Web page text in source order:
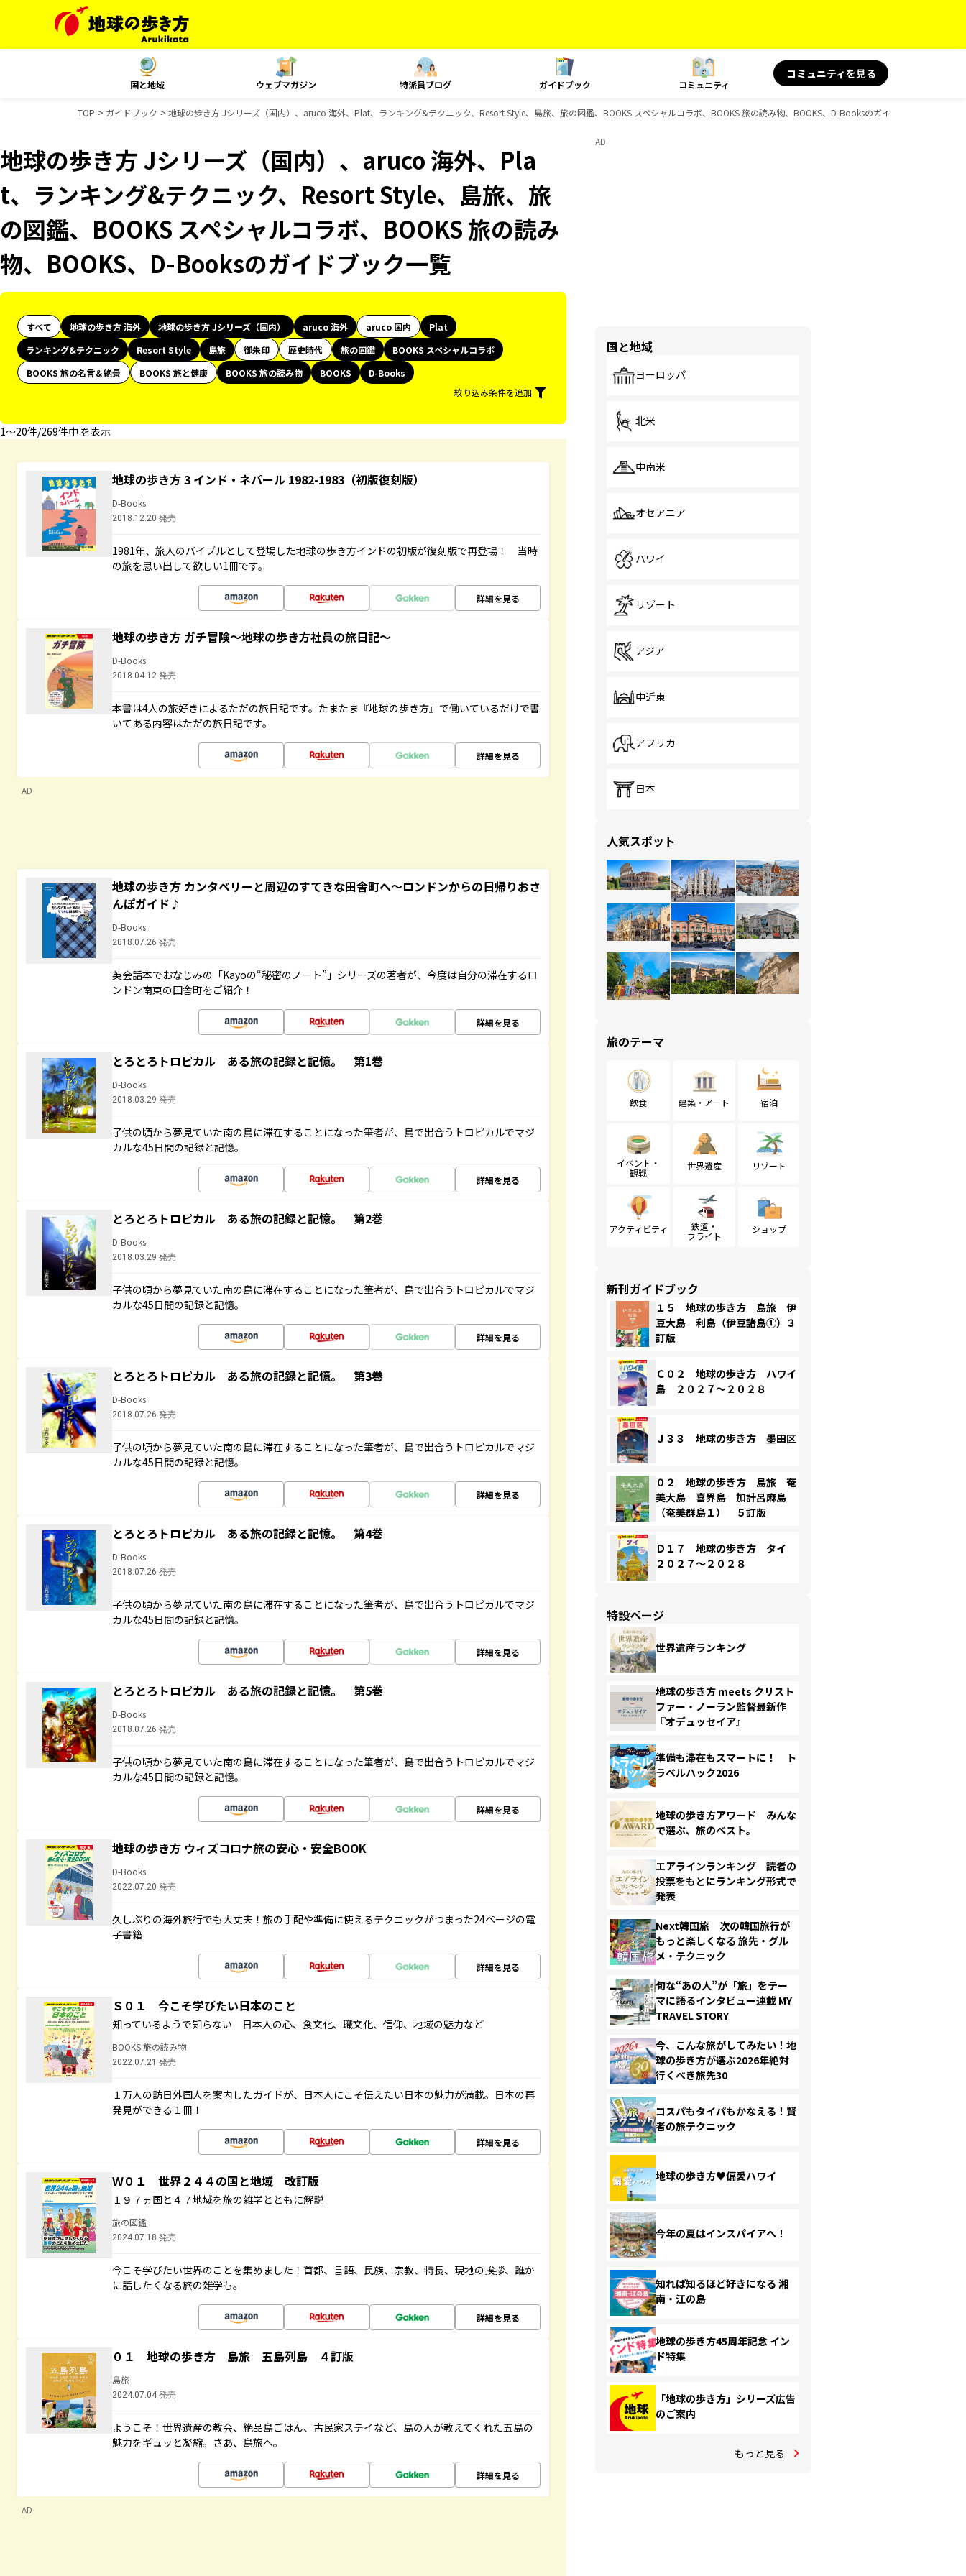
国と地域 ウェブマガジン 特派員ブログ ガイドブック コミュニティ
コミュニティを見る
TOP ガイドブック 地球の歩き方 Jシリーズ（国内）、aruco 海外、Plat、ランキング&テクニック、Resort Style、島旅、旅の図鑑、BOOKS スペシャルコラボ、BOOKS 旅の読み物、BOOKS、D-Booksのガイドブック一覧
地球の歩き方 Jシリーズ（国内）、aruco 海外、Pla
t、ランキング&テクニック、Resort Style、島旅、旅
の図鑑、BOOKS スペシャルコラボ、BOOKS 旅の読み
物、BOOKS、D-Booksのガイドブック一覧
すべて 地球の歩き方 海外 地球の歩き方 Jシリーズ（国内） aruco 海外 aruco 国内
Plat
ランキング&テクニック
Resort Style 島旅 御朱印 歴史時代 旅の図鑑
BOOKS スペシャルコラボ
BOOKS 旅の名言＆絶景
BOOKS 旅と健康 BOOKS 旅の読み物 BOOKS
D-Books
絞り込み条件を追加
1〜20件/269件中 を表示
地球の歩き方 3 インド・ネパール 1982-1983（初版復刻版）
D-Books
2018.12.20 発売
1981年、旅人のバイブルとして登場した地球の歩き方インドの初版が復刻版で再登場！ 当時
の旅を思い出して欲しい1冊です。
詳細を見る
地球の歩き方 ガチ冒険～地球の歩き方社員の旅日記～
D-Books
2018.04.12 発売
本書は4人の旅好きによるただの旅日記です。たまたま『地球の歩き方』で働いているだけで書
いてある内容はただの旅日記です。
詳細を見る
AD
地球の歩き方 カンタベリーと周辺のすてきな田舎町へ～ロンドンからの日帰りおさ
んぽガイド♪
D-Books
2018.07.26 発売
英会話本でおなじみの「Kayoの“秘密のノート”」シリーズの著者が、今度は自分の滞在するロ
ンドン南東の田舎町をご紹介！
詳細を見る
とろとろトロピカル ある旅の記録と記憶。 第1巻
D-Books
2018.03.29 発売
子供の頃から夢見ていた南の島に滞在することになった筆者が、島で出合うトロピカルでマジ
カルな45日間の記録と記憶。
詳細を見る
とろとろトロピカル ある旅の記録と記憶。 第2巻
D-Books
2018.03.29 発売
子供の頃から夢見ていた南の島に滞在することになった筆者が、島で出合うトロピカルでマジ
カルな45日間の記録と記憶。
詳細を見る
とろとろトロピカル ある旅の記録と記憶。 第3巻
D-Books
2018.07.26 発売
子供の頃から夢見ていた南の島に滞在することになった筆者が、島で出合うトロピカルでマジ
カルな45日間の記録と記憶。
詳細を見る
とろとろトロピカル ある旅の記録と記憶。 第4巻
D-Books
2018.07.26 発売
子供の頃から夢見ていた南の島に滞在することになった筆者が、島で出合うトロピカルでマジ
カルな45日間の記録と記憶。
詳細を見る
とろとろトロピカル ある旅の記録と記憶。 第5巻
D-Books
2018.07.26 発売
子供の頃から夢見ていた南の島に滞在することになった筆者が、島で出合うトロピカルでマジ
カルな45日間の記録と記憶。
詳細を見る
地球の歩き方 ウィズコロナ旅の安心・安全BOOK
D-Books
2022.07.20 発売
久しぶりの海外旅行でも大丈夫！旅の手配や準備に使えるテクニックがつまった24ページの電
子書籍
詳細を見る
Ｓ０１ 今こそ学びたい日本のこと
知っているようで知らない 日本人の心、食文化、職文化、信仰、地域の魅力など
BOOKS 旅の読み物
2022.07.21 発売
１万人の訪日外国人を案内したガイドが、日本人にこそ伝えたい日本の魅力が満載。日本の再
発見ができる１冊！
詳細を見る
Ｗ０１ 世界２４４の国と地域 改訂版
１９７ヵ国と４７地域を旅の雑学とともに解説
旅の図鑑
2024.07.18 発売
今こそ学びたい世界のことを集めました！首都、言語、民族、宗教、特長、現地の挨拶、誰か
に話したくなる旅の雑学も。
詳細を見る
０１ 地球の歩き方 島旅 五島列島 ４訂版
島旅
2024.07.04 発売
ようこそ！世界遺産の教会、絶品島ごはん、古民家ステイなど、島の人が教えてくれた五島の
魅力をギュッと凝縮。さあ、島旅へ。
詳細を見る
AD
AD
国と地域
ヨーロッパ
北米
中南米
オセアニア
ハワイ
リゾート
アジア
中近東
アフリカ
日本
人気スポット
旅のテーマ
飲食 建築・アート 宿泊
イベント・
観戦
世界遺産 リゾート
アクティビティ
鉄道・
フライト
ショップ
新刊ガイドブック
１５ 地球の歩き方 島旅 伊
豆大島 利島（伊豆諸島①）３
訂版
Ｃ０２ 地球の歩き方 ハワイ
島 ２０２７～２０２８
Ｊ３３ 地球の歩き方 墨田区
０２ 地球の歩き方 島旅 奄
美大島 喜界島 加計呂麻島
（奄美群島１） ５訂版
Ｄ１７ 地球の歩き方 タイ
２０２７～２０２８
特設ページ
世界遺産ランキング
地球の歩き方 meets クリスト
ファー・ノーラン監督最新作
『オデュッセイア』
準備も滞在もスマートに！ ト
ラベルハック2026
地球の歩き方アワード みんな
で選ぶ、旅のベスト。
エアラインランキング 読者の
投票をもとにランキング形式で
発表
Next韓国旅 次の韓国旅行が
もっと楽しくなる 旅先・グル
メ・テクニック
旬な“あの人”が「旅」をテー
マに語るインタビュー連載 MY
TRAVEL STORY
今、こんな旅がしてみたい！地
球の歩き方が選ぶ2026年絶対
行くべき旅先30
コスパもタイパもかなえる！賢
者の旅テクニック
地球の歩き方♥偏愛ハワイ
今年の夏はインスパイアへ！
知れば知るほど好きになる 湘
南・江の島
地球の歩き方45周年記念 イン
ド特集
「地球の歩き方」シリーズ広告
のご案内
もっと見る